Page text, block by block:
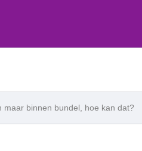
maar binnen bundel, hoe kan dat?